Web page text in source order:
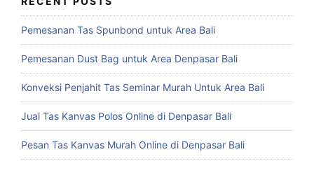
Pemesanan Tas Spunbond untuk Area Bali
Pemesanan Dust Bag untuk Area Denpasar Bali
Konveksi Penjahit Tas Seminar Murah Untuk Area Bali
Jual Tas Kanvas Polos Online di Denpasar Bali
Pesan Tas Kanvas Murah Online di Denpasar Bali